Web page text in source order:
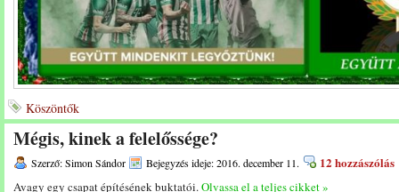
Köszöntők
Mégis, kinek a felelőssége?
Szerző: Simon Sándor Bejegyzés ideje: 2016. december 11. 12 hozzászólás
Avagy egy csapat építésének buktatói.Olvassa el a teljes cikket »